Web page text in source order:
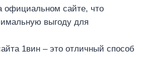
официальном сайте, что
выгоду для
1вин – это отличный способ